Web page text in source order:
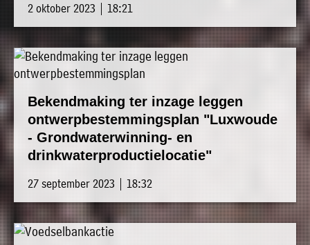
2 oktober 2023 | 18:21
Bekendmaking ter inzage leggen
ontwerpbestemmingsplan "Luxwoude
- Grondwaterwinning- en
drinkwaterproductielocatie"
27 september 2023 | 18:32